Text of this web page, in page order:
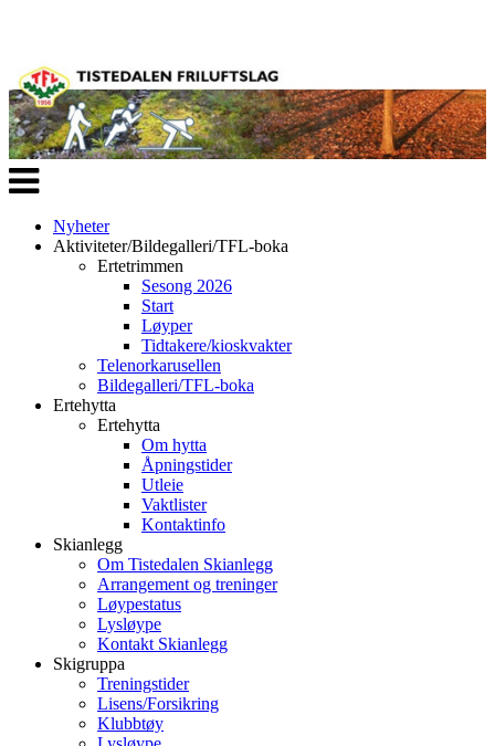
Veksle
navigasjon
Nyheter
Aktiviteter/Bildegalleri/TFL-boka
Ertetrimmen
Sesong 2026
Start
Løyper
Tidtakere/kioskvakter
Telenorkarusellen
Bildegalleri/TFL-boka
Ertehytta
Ertehytta
Om hytta
Åpningstider
Utleie
Vaktlister
Kontaktinfo
Skianlegg
Om Tistedalen Skianlegg
Arrangement og treninger
Løypestatus
Lysløype
Kontakt Skianlegg
Skigruppa
Treningstider
Lisens/Forsikring
Klubbtøy